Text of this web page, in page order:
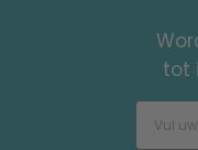
tot